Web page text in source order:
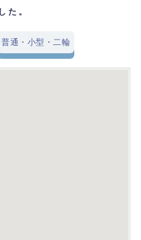
た。
普通・小型・二輪